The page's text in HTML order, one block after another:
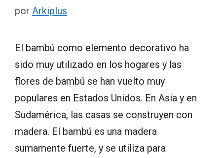
por Arkiplus
El bambú como elemento decorativo ha
sido muy utilizado en los hogares y las
flores de bambú se han vuelto muy
populares en Estados Unidos. En Asia y en
Sudamérica, las casas se construyen con
madera. El bambú es una madera
sumamente fuerte, y se utiliza para